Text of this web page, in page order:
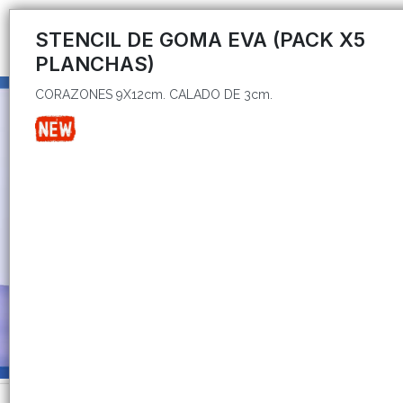
CORAZONES 9X12cm. CALADO DE 3cm.
STENCIL DE GOMA EVA (PACK X5
PLANCHAS)
CORAZONES 9X12cm. CALADO DE 3cm.